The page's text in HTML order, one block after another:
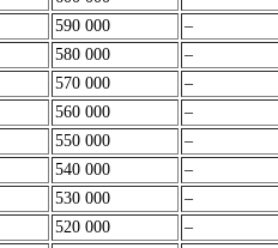
590 000
–
580 000
–
570 000
–
560 000
–
550 000
–
540 000
–
530 000
–
520 000
–